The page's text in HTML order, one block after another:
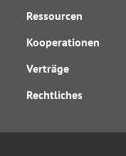
Ressourcen
Kooperationen
Verträge
Rechtliches